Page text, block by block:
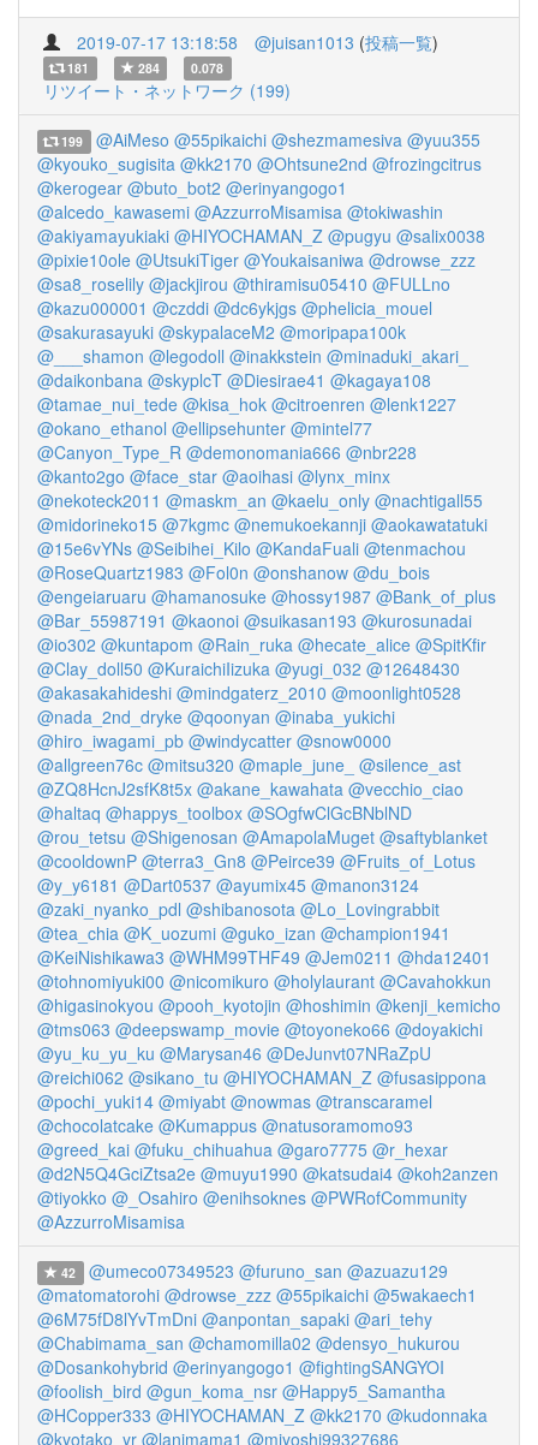
2019-07-17 13:18:58 @juisan1013 (投稿一覧)
181 284 0.078
リツイート・ネットワーク (199)
199 @AiMeso @55pikaichi @shezmamesiva @yuu355
@kyouko_sugisita @kk2170 @Ohtsune2nd @frozingcitrus
@kerogear @buto_bot2 @erinyangogo1
@alcedo_kawasemi @AzzurroMisamisa @tokiwashin
@akiyamayukiaki @HIYOCHAMAN_Z @pugyu @salix0038
@pixie10ole @UtsukiTiger @Youkaisaniwa @drowse_zzz
@sa8_roselily @jackjirou @thiramisu05410 @FULLno
@kazu000001 @czddi @dc6ykjgs @phelicia_mouel
@sakurasayuki @skypalaceM2 @moripapa100k
@___shamon @legodoll @inakkstein @minaduki_akari_
@daikonbana @skyplcT @Diesirae41 @kagaya108
@tamae_nui_tede @kisa_hok @citroenren @lenk1227
@okano_ethanol @ellipsehunter @mintel77
@Canyon_Type_R @demonomania666 @nbr228
@kanto2go @face_star @aoihasi @lynx_minx
@nekoteck2011 @maskm_an @kaelu_only @nachtigall55
@midorineko15 @7kgmc @nemukoekannji @aokawatatuki
@15e6vYNs @Seibihei_Kilo @KandaFuali @tenmachou
@RoseQuartz1983 @Fol0n @onshanow @du_bois
@engeiaruaru @hamanosuke @hossy1987 @Bank_of_plus
@Bar_55987191 @kaonoi @suikasan193 @kurosunadai
@io302 @kuntapom @Rain_ruka @hecate_alice @SpitKfir
@Clay_doll50 @KuraichiIizuka @yugi_032 @12648430
@akasakahideshi @mindgaterz_2010 @moonlight0528
@nada_2nd_dryke @qoonyan @inaba_yukichi
@hiro_iwagami_pb @windycatter @snow0000
@allgreen76c @mitsu320 @maple_june_ @silence_ast
@ZQ8HcnJ2sfK8t5x @akane_kawahata @vecchio_ciao
@haltaq @happys_toolbox @SOgfwClGcBNblND
@rou_tetsu @Shigenosan @AmapolaMuget @saftyblanket
@cooldownP @terra3_Gn8 @Peirce39 @Fruits_of_Lotus
@y_y6181 @Dart0537 @ayumix45 @manon3124
@zaki_nyanko_pdl @shibanosota @Lo_Lovingrabbit
@tea_chia @K_uozumi @guko_izan @champion1941
@KeiNishikawa3 @WHM99THF49 @Jem0211 @hda12401
@tohnomiyuki00 @nicomikuro @holylaurant @Cavahokkun
@higasinokyou @pooh_kyotojin @hoshimin @kenji_kemicho
@tms063 @deepswamp_movie @toyoneko66 @doyakichi
@yu_ku_yu_ku @Marysan46 @DeJunvt07NRaZpU
@reichi062 @sikano_tu @HIYOCHAMAN_Z @fusasippona
@pochi_yuki14 @miyabt @nowmas @transcaramel
@chocolatcake @Kumappus @natusoramomo93
@greed_kai @fuku_chihuahua @garo7775 @r_hexar
@d2N5Q4GciZtsa2e @muyu1990 @katsudai4 @koh2anzen
@tiyokko @_Osahiro @enihsoknes @PWRofCommunity
@AzzurroMisamisa
42 @umeco07349523 @furuno_san @azuazu129
@matomatorohi @drowse_zzz @55pikaichi @5wakaech1
@6M75fD8lYvTmDni @anpontan_sapaki @ari_tehy
@Chabimama_san @chamomilla02 @densyo_hukurou
@Dosankohybrid @erinyangogo1 @fightingSANGYOI
@foolish_bird @gun_koma_nsr @Happy5_Samantha
@HCopper333 @HIYOCHAMAN_Z @kk2170 @kudonnaka
@kyotako_yr @lanimama1 @miyoshi99327686